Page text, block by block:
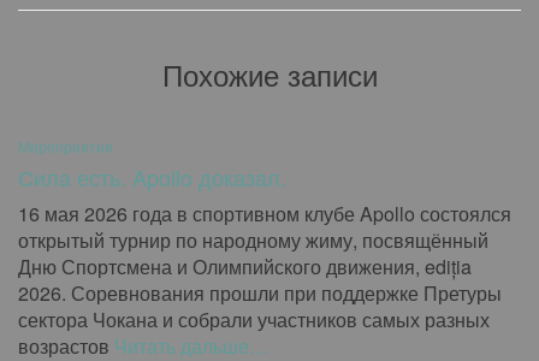
Похожие записи
Мероприятия
Сила есть. Apollo доказал.
16 мая 2026 года в спортивном клубе Apollo состоялся
открытый турнир по народному жиму, посвящённый
Дню Спортсмена и Олимпийского движения, ediția
2026. Соревнования прошли при поддержке Претуры
сектора Чокана и собрали участников самых разных
возрастов Читать дальше…